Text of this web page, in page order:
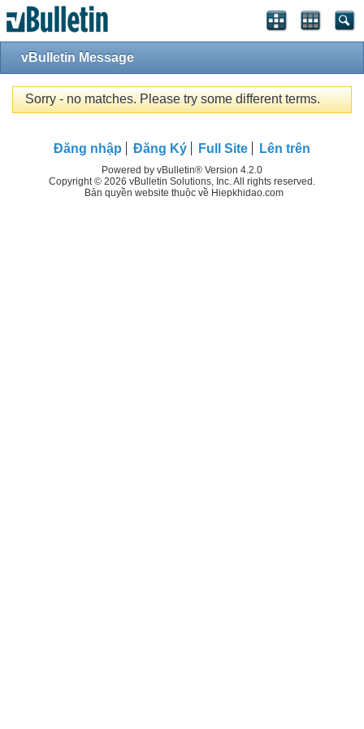
vBulletin Message
Sorry - no matches. Please try some different terms.
Đăng nhập Đăng Ký Full Site Lên trên
Powered by vBulletin® Version 4.2.0
Copyright © 2026 vBulletin Solutions, Inc. All rights reserved.
Bản quyền website thuộc về Hiepkhidao.com